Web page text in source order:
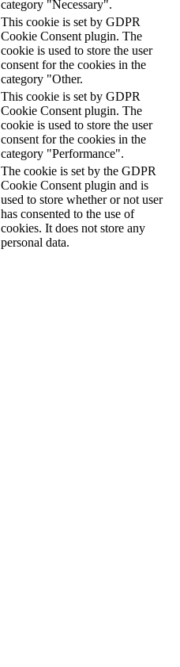
category "Necessary".
This cookie is set by GDPR
Cookie Consent plugin. The
cookie is used to store the user
consent for the cookies in the
category "Other.
This cookie is set by GDPR
Cookie Consent plugin. The
cookie is used to store the user
consent for the cookies in the
category "Performance".
The cookie is set by the GDPR
Cookie Consent plugin and is
used to store whether or not user
has consented to the use of
cookies. It does not store any
personal data.